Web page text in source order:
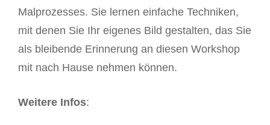
Malprozesses. Sie lernen einfache Techniken,
mit denen Sie Ihr eigenes Bild gestalten, das Sie
als bleibende Erinnerung an diesen Workshop
mit nach Hause nehmen können.
Weitere Infos: